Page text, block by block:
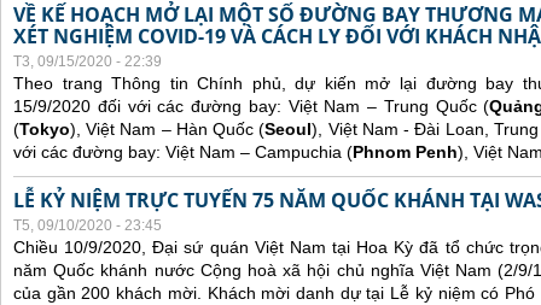
VỀ KẾ HOẠCH MỞ LẠI MỘT SỐ ĐƯỜNG BAY THƯƠNG
XÉT NGHIỆM COVID-19 VÀ CÁCH LY ĐỐI VỚI KHÁCH
T3, 09/15/2020 - 22:39
Theo trang Thông tin Chính phủ, dự kiến mở lại đường bay
15/9/2020 đối với các đường bay: Việt Nam – Trung Quốc (
(Tokyo), Việt Nam – Hàn Quốc (Seoul), Việt Nam - Đài Loan,
với các đường bay: Việt Nam – Campuchia (Phnom Penh), Việt
LỄ KỶ NIỆM TRỰC TUYẾN 75 NĂM QUỐC KHÁNH TẠI
T5, 09/10/2020 - 23:45
Chiều 10/9/2020, Đại sứ quán Việt Nam tại Hoa Kỳ đã tổ chức
năm Quốc khánh nước Cộng hoà xã hội chủ nghĩa Việt Nam (2/
của gần 200 khách mời. Khách mời danh dự tại Lễ kỷ niệm có